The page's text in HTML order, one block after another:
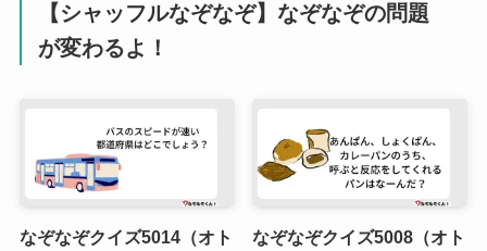
【シャッフルなぞなぞ】なぞなぞの問題
が変わるよ！
なぞなぞクイズ5014（オト
なぞなぞクイズ5008（オト